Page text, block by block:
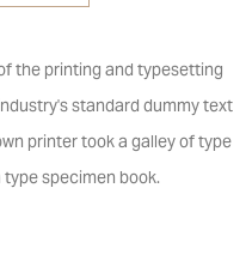
the printing and typesetting
standard dummy text
printer took a galley of type
specimen book.